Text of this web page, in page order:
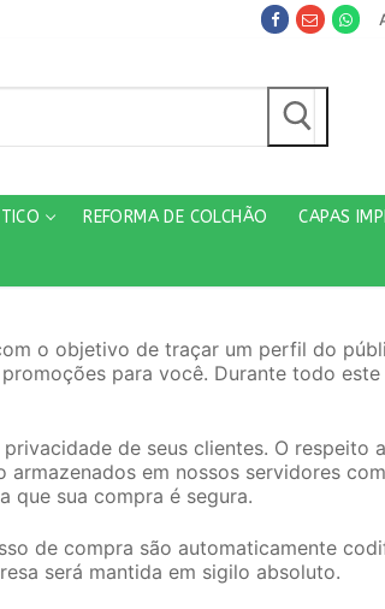
REFORMA DE COLCHÃO CAPAS
o objetivo de traçar um perfil do
para você. Durante todo
de seus clientes. O
em nossos servidores
que sua compra é segura.
de compra são automaticamente
será mantida em sigilo absoluto.